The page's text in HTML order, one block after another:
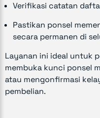
Verifikasi catatan
Pastikan ponsel
secara permanen di
Layanan ini ideal untuk
membuka kunci ponsel
atau mengonfirmasi
pembelian.